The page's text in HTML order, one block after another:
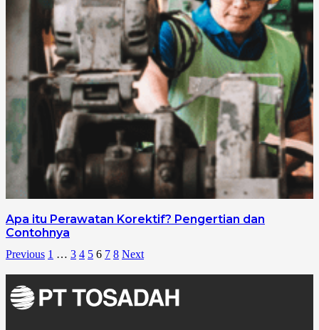
Apa itu Perawatan Korektif? Pengertian dan
Contohnya
Previous 1 … 3 4 5 6 7 8 Next